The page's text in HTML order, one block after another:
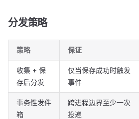
分发策略
策略 保证
收集 + 保
存后分发
仅当保存成功时触发
事件
事务性发件
箱
跨进程边界至少一次
投递